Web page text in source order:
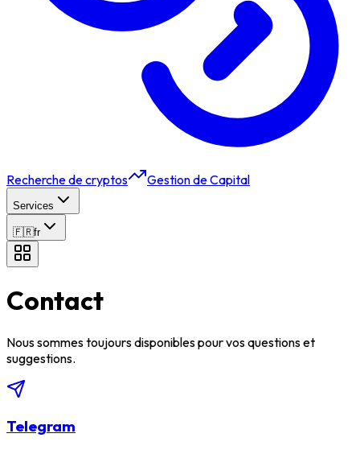
Recherche de cryptos Gestion de Capital
Services
🇫🇷fr
Contact
Nous sommes toujours disponibles pour vos questions et
suggestions.
Telegram